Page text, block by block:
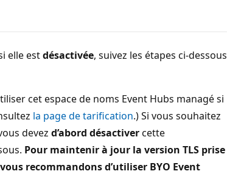
elle estdésactivée, suivez les étapes ci-dessous
cet espace de noms Event Hubs managé si
la page de tarification.) Si vous souhaitez
devez d’abord désactivercette
Pour maintenir à jour la version TLS prise
recommandons d’utiliser BYO Event